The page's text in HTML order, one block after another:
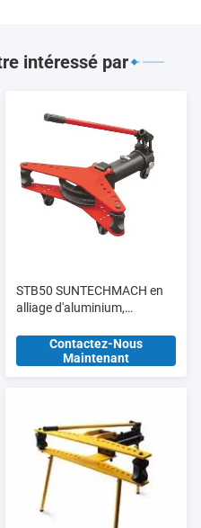
intéressé par
STB50 SUNTECHMACH en
alliage d'aluminium,
hydrauliques manuel 1/2′′-2′′
Contactez-Nous
Maintenant